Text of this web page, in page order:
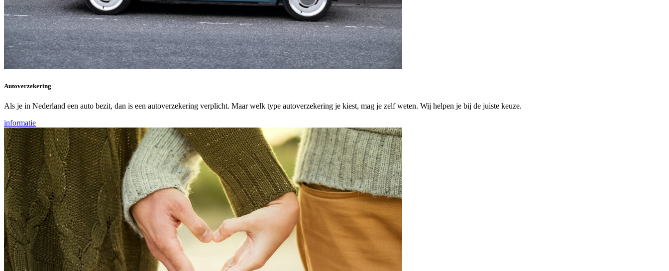
Autoverzekering
Als je in Nederland een auto bezit, dan is een autoverzekering verplicht. Maar welk type autoverzekering je kiest, mag je zelf weten. Wij helpen je bij de juiste keuze.
informatie